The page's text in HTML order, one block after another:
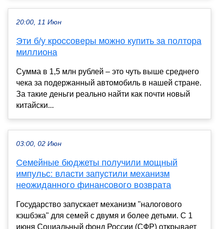
20:00, 11 Июн
Эти б/у кроссоверы можно купить за полтора
миллиона
Сумма в 1,5 млн рублей – это чуть выше среднего
чека за подержанный автомобиль в нашей стране.
За такие деньги реально найти как почти новый
китайски...
03:00, 02 Июн
Семейные бюджеты получили мощный
импульс: власти запустили механизм
неожиданного финансового возврата
Государство запускает механизм "налогового
кэшбэка" для семей с двумя и более детьми. С 1
июня Социальный фонд России (СФР) открывает